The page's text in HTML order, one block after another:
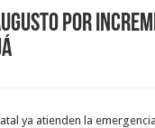
por
ya atienden la